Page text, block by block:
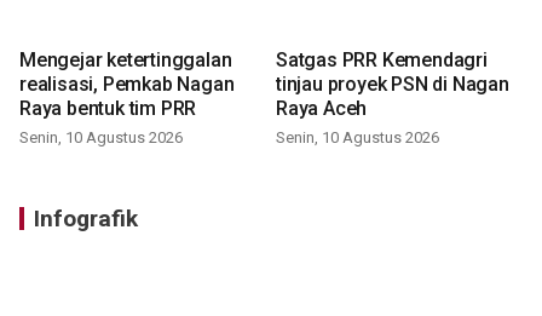
Mengejar ketertinggalan
realisasi, Pemkab Nagan
Raya bentuk tim PRR
Senin, 10 Agustus 2026
Satgas PRR Kemendagri
tinjau proyek PSN di Nagan
Raya Aceh
Senin, 10 Agustus 2026
Infografik